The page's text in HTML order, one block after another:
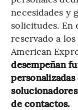
necesidades y
solicitudes. En
reservado a
American
desempeñan
de contactos.